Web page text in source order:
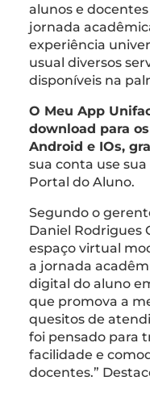
alunos e
jornada
experiência
usual diversos
disponíveis na
O Meu App
download para
Android e IOs,
sua conta use
Portal do Aluno.
Segundo o
Daniel Rodrigues
espaço virtual
a jornada
digital do aluno
que promova a
quesitos de
foi pensado para
facilidade e
docentes.”